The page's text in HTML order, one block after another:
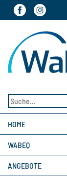
HOME
WABEQ
ANGEBOTE